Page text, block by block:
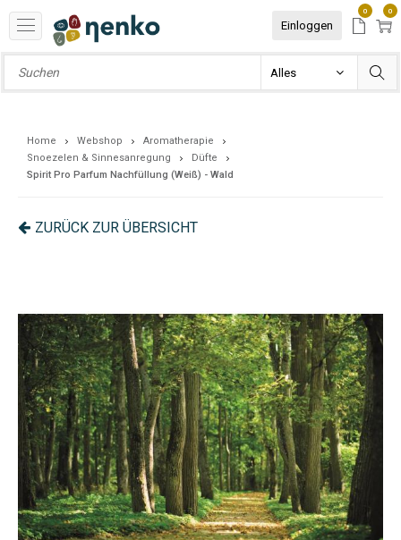
Einloggen
0 0
Home Webshop
Aromatherapie
Snoezelen & Sinnesanregung
Düfte
Spirit Pro Parfum Nachfüllung (Weiß) - Wald
ZURÜCK ZUR ÜBERSICHT